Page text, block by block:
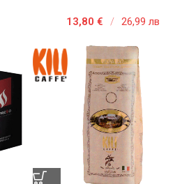
13,80 € / 26,99 лв